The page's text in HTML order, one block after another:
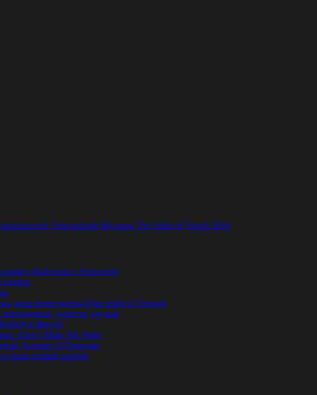
Этнической Музыки The Spirit of Tengri 2019
#байопик о Ленноне#
даты проведения #The Spirit of Tengri#
дорогие друзья!
в Жести!
«Don’t Make Me Wait»
Долорес O’Риордан
новый альбом